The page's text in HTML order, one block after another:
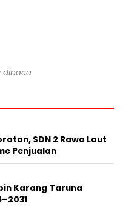
dibaca
SDN 2 Rawa Laut
Penjualan
Karang Taruna